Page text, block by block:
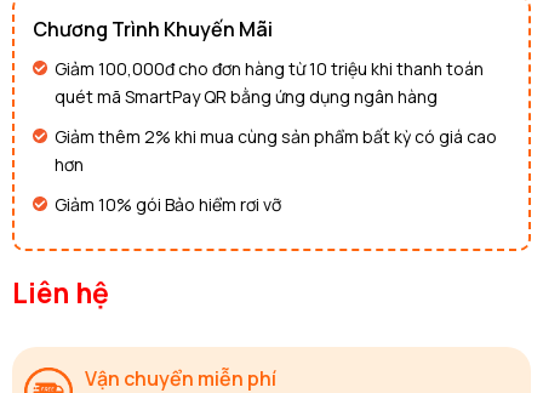
Chương Trình Khuyến Mãi
Giảm 100,000đ cho đơn hàng từ 10 triệu khi thanh toán
quét mã SmartPay QR bằng ứng dụng ngân hàng
Giảm thêm 2% khi mua cùng sản phẩm bất kỳ có giá cao
hơn
Giảm 10% gói Bảo hiểm rơi vỡ
Liên hệ
Vận chuyển miễn phí